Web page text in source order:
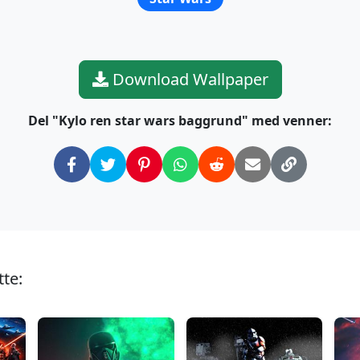
Download Wallpaper
Del "Kylo ren star wars baggrund" med venner: